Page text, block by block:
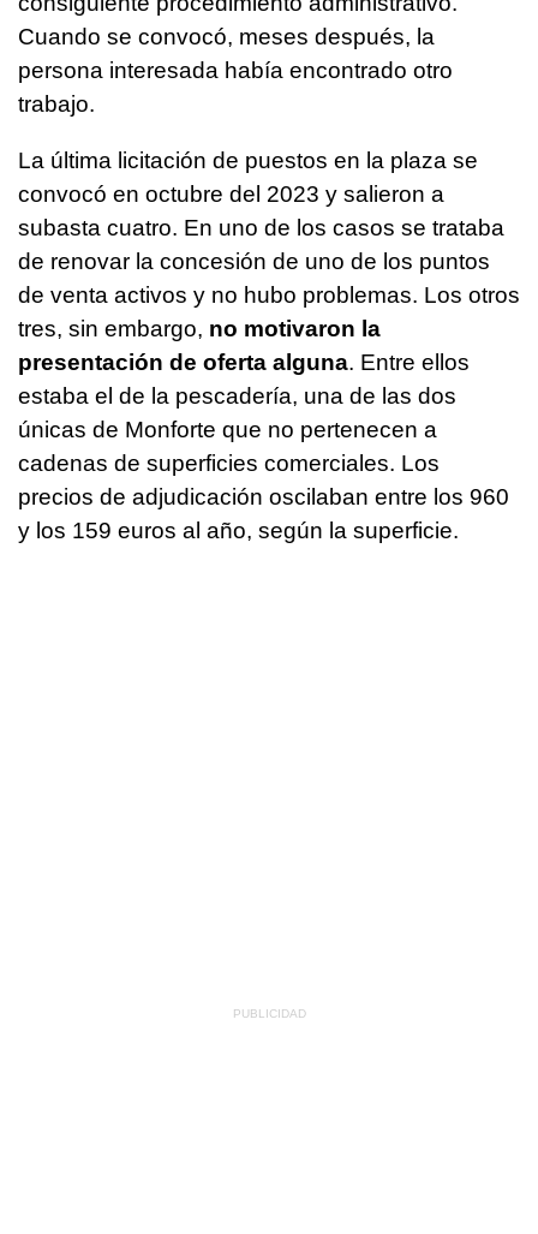
Cuando se convocó, meses después, la
persona interesada había encontrado otro
trabajo.
La última licitación de puestos en la plaza se
convocó en octubre del 2023 y salieron a
subasta cuatro. En uno de los casos se trataba
de renovar la concesión de uno de los puntos
de venta activos y no hubo problemas. Los otros
tres, sin embargo, no motivaron la
presentación de oferta alguna. Entre ellos
estaba el de la pescadería, una de las dos
únicas de Monforte que no pertenecen a
cadenas de superficies comerciales. Los
precios de adjudicación oscilaban entre los 960
y los 159 euros al año, según la superficie.